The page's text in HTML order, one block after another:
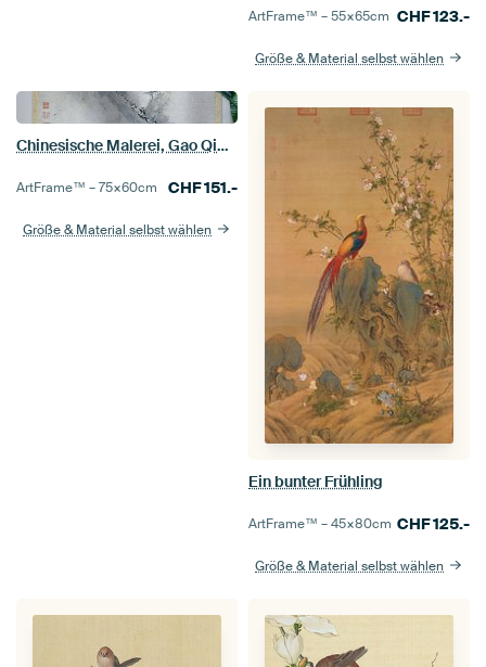
ArtFrame™ –55×65cm CHF123.-
Größe & Material selbst wählen
Chinesische Malerei, Gao Qipei, 1700 - 1750
ArtFrame™ –75×60cm CHF151.-
Größe & Material selbst wählen
Ein bunter Frühling
ArtFrame™ –45×80cm CHF125.-
Größe & Material selbst wählen